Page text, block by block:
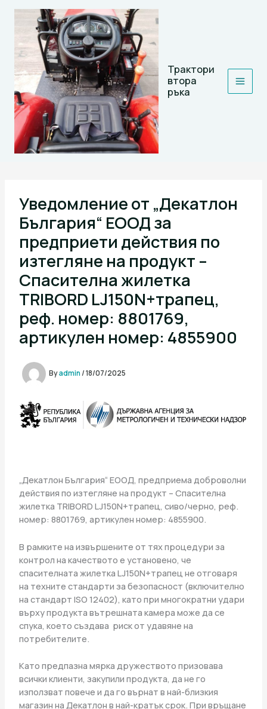
Skip
Трактори
втора
ръка
Уведомление от „Декатлон
България“ ЕООД за
предприети действия по
изтегляне на продукт –
Спасителна жилетка
TRIBORD LJ150N+трапец,
реф. номер: 8801769,
артикулен номер: 4855900
Byadmin/18/07/2025
„Декатлон България“ ЕООД, предприема доброволни
действия по изтегляне на продукт – Спасителна
жилетка TRIBORD LJ150N+трапец, сиво/черно, реф.
номер: 8801769, артикулен номер: 4855900.
В рамките на извършените от тях процедури за
контрол на качеството е установено, че
спасителната жилетка LJ150N+трапец не отговаря
на техните стандарти за безопасност (включително
на стандарт ISO 12402), като при многократни удари
върху продукта вътрешната камера може да се
спука, което създава риск от удавяне на
потребителите.
Като предпазна мярка дружеството призовава
всички клиенти, закупили продукта, да не го
използват повече и да го върнат в най-близкия
магазин на Декатлон в най-кратък срок. При връщане